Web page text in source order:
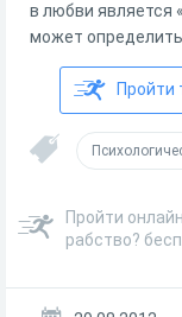
в любви является
может определить
Пройти
Пройти
рабство?